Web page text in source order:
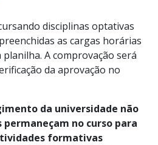
disciplinas optativas
as cargas horárias
A comprovação será
da aprovação no
da universidade não
no curso para
formativas